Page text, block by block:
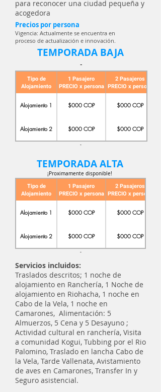
para reconocer una ciudad pequeña y
acogedora
Precios por persona
Vigencia: Actualmente se encuentra en
proceso de actualización e innovación.
TEMPORADA BAJA
-
Tipo de
Alojamiento
1 Pasajero
PRECIO x persona
2 Pasajeros
PRECIO x persona
Alojamiento 1 $000 COP $000 COP
Alojamiento 2 $000 COP $000 COP
-
TEMPORADA ALTA
¡Proximamente disponible!
Tipo de
Alojamiento
1 Pasajero
PRECIO x persona
2 Pasajeros
PRECIO x persona
Alojamiento 1 $000 COP $000 COP
Alojamiento 2 $000 COP $000 COP
-
Servicios incluidos:
Traslados descritos; 1 noche de
alojamiento en Ranchería, 1 Noche de
alojamiento en Riohacha, 1 noche en
Cabo de la Vela, 1 noche en
Camarones, Alimentación: 5
Almuerzos, 5 Cena y 5 Desayuno ;
Actividad cultural en ranchería, Visita
a comunidad Kogui, Tubbing por el Rio
Palomino, Traslado en lancha Cabo de
la Vela, Tarde Vallenata, Avistamiento
de aves en Camarones, Transfer In y
Seguro asistencial.